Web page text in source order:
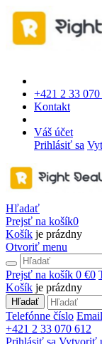
+421 2 33 070
Kontakt
Váš účet
Prihlásiť sa
Hľadať
Prejsť na košík0
Košík je prázdny
Otvoriť menu
Prejsť na košík 0 €0
Košík je prázdny
Hľadať
Telefónne číslo Email
+421 2 33 070 612
Prihlásiť sa Vytvoriť